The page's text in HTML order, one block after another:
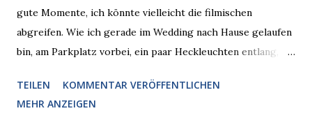
gute Momente, ich könnte vielleicht die filmischen
abgreifen. Wie ich gerade im Wedding nach Hause gelaufen
bin, am Parkplatz vorbei, ein paar Heckleuchten entlang, als
den Blick kam, mit verlockend frisch leuchtenden
Pizzastücken. Von links pirschte sich eine Krähe an das
TEILEN
KOMMENTAR VERÖFFENTLICHEN
MEHR ANZEIGEN